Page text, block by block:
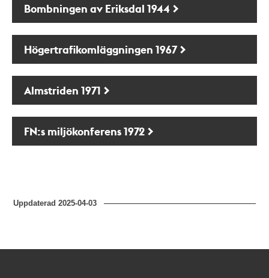
Bombningen av Eriksdal 1944
Högertrafikomläggningen 1967
Almstriden 1971
FN:s miljökonferens 1972
Uppdaterad2025-04-03